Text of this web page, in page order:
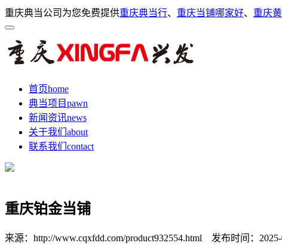
重庆典当公司为您免费提供重庆典当行、 重庆当铺哪家好、 重庆
首页home
典当项目pawn
新闻资讯news
关于我们 about
联系我们 contact
重庆铂金当铺
来源：http://www.cqxfdd.com/product932554.html 发布时间：2025-